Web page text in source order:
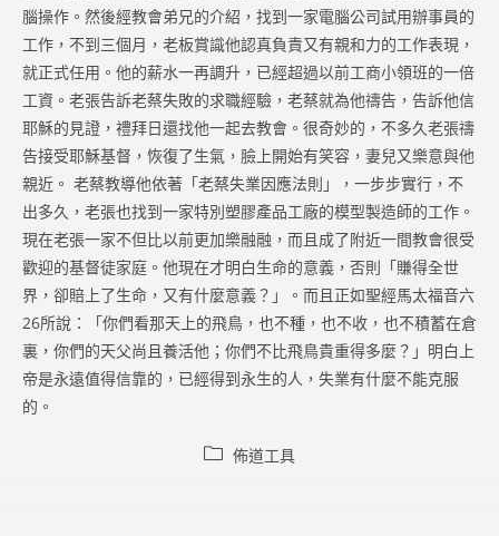
腦操作。然後經教會弟兄的介紹，找到一家電腦公司試用辦事員的
工作，不到三個月，老板賞識他認真負責又有親和力的工作表現，
就正式任用。他的薪水一再調升，已經超過以前工商小領班的一倍
工資。老張告訴老蔡失敗的求職經驗，老蔡就為他禱告，告訴他信
耶穌的見證，禮拜日還找他一起去教會。很奇妙的，不多久老張禱
告接受耶穌基督，恢復了生氣，臉上開始有笑容，妻兒又樂意與他
親近。 老蔡教導他依著「老蔡失業因應法則」，一步步實行，不
出多久，老張也找到一家特別塑膠產品工廠的模型製造師的工作。
現在老張一家不但比以前更加樂融融，而且成了附近一間教會很受
歡迎的基督徒家庭。他現在才明白生命的意義，否則「賺得全世
界，卻賠上了生命，又有什麼意義？」。而且正如聖經馬太福音六
26所說：「你們看那天上的飛鳥，也不種，也不收，也不積蓄在倉
裏，你們的天父尚且養活他；你們不比飛鳥貴重得多麼？」明白上
帝是永遠值得信靠的，已經得到永生的人，失業有什麼不能克服
的。
Post佈道工具